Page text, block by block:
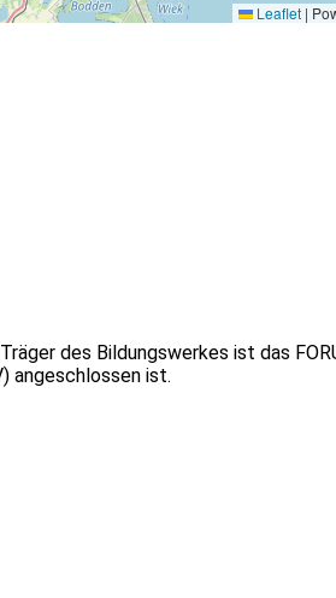
Leaflet |
des Bildungswerkes ist das
angeschlossen ist.